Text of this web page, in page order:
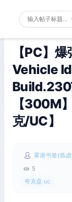
【PC】
Vehicle
【300M
克/UC】
雾港书签(炼
5
夸克盘 uc